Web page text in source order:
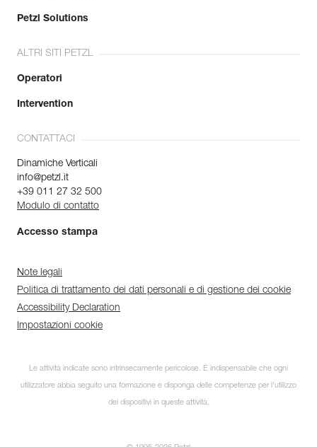
Scopri ePPEcentre
Semplifica il controllo e la
manutenzione dei tuoi DPI.
Petzl Solutions
ALTRI SITI PETZL
Operatori
Intervention
CONTATTACI
Dinamiche Verticali
info@petzl.it
+39 011 27 32 500
Modulo di contatto
Accesso stampa
Note legali
Politica di trattamento dei dati personali e di gestione dei cookie
Accessibility Declaration
Impostazioni cookie
Le attività indicate sono intrinsecamente pericolose. È indispensabile che ogni
utilizzatore abbia seguito una formazione e disponga delle competenze per l’utilizzo
dei dispositivi in queste attività.